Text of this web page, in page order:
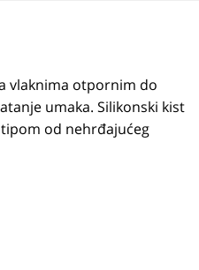
vlaknima otpornim do
umaka. Silikonski kist
od nehrđajućeg